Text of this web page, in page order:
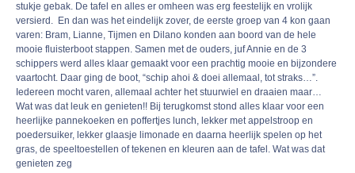
stukje gebak. De tafel en alles er omheen was erg feestelijk en vrolijk
versierd. En dan was het eindelijk zover, de eerste groep van 4 kon gaan
varen: Bram, Lianne, Tijmen en Dilano konden aan boord van de hele
mooie fluisterboot stappen. Samen met de ouders, juf Annie en de 3
schippers werd alles klaar gemaakt voor een prachtig mooie en bijzondere
vaartocht. Daar ging de boot, “schip ahoi & doei allemaal, tot straks…”.
Iedereen mocht varen, allemaal achter het stuurwiel en draaien maar…
Wat was dat leuk en genieten!! Bij terugkomst stond alles klaar voor een
heerlijke pannekoeken en poffertjes lunch, lekker met appelstroop en
poedersuiker, lekker glaasje limonade en daarna heerlijk spelen op het
gras, de speeltoestellen of tekenen en kleuren aan de tafel. Wat was dat
genieten zeg